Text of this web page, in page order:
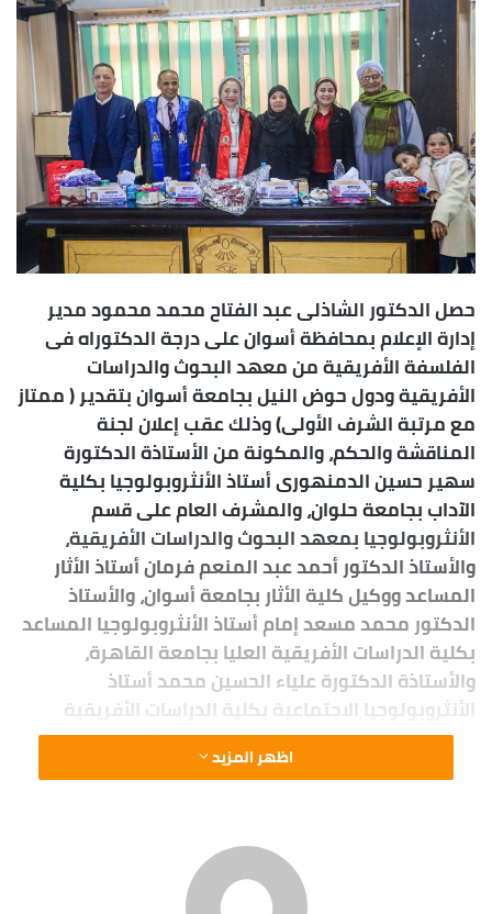
س
ل
ب
ر
ي
د
ا
إ
ل
ك
ت
ر
و
ن
ا
حصل الدكتور الشاذلى عبد الفتاح محمد محمود مدير
إدارة الإعلام بمحافظة أسوان على درجة الدكتوراه فى
الفلسفة الأفريقية من معهد البحوث والدراسات
الأفريقية ودول حوض النيل بجامعة أسوان بتقدير ( ممتاز
مع مرتبة الشرف الأولى) وذلك عقب إعلان لجنة
المناقشة والحكم، والمكونة من الأستاذة الدكتورة
سهير حسين الدمنهورى أستاذ الأنثروبولوجيا بكلية
الآداب بجامعة حلوان، والمشرف العام على قسم
الأنثروبولوجيا بمعهد البحوث والدراسات الأفريقية،
والأستاذ الدكتور أحمد عبد المنعم فرمان أستاذ الأثار
المساعد ووكيل كلية الأثار بجامعة أسوان، والأستاذ
الدكتور محمد مسعد إمام أستاذ الأنثروبولوجيا المساعد
بكلية الدراسات الأفريقية العليا بجامعة القاهرة،
والأستاذة الدكتورة علياء الحسين محمد أستاذ
الأنثروبولوجيا الاجتماعية بكلية الدراسات الأفريقية
العليا بجامعة القاهرة وذلك فى المناقشة العلنية التى
عقدت بقاعة سيمنار كلية الزراعة بجامعة أسوان.
الشاذلى عبد الفتاح بعنوان ” دور الإعلام فى تحقيق
التنمية السياحية بمنطقتى غرب سهيل فى مصر ومروى
اظهر المزيد